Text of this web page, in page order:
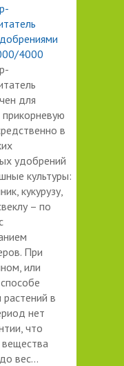
4000
для
прикорневую
в
удобрений
культуры:
кукурузу,
– по
При
или
в
нет
что
вес...